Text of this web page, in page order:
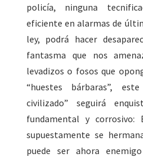
policía, ninguna
eficiente en alarmas de
ley, podrá hacer
fantasma que nos
levadizos o fosos que
“huestes bárbaras”,
civilizado” seguirá
fundamental y corrosivo:
supuestamente se
puede ser ahora